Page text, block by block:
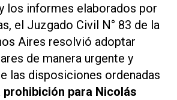
los informes elaborados por
el Juzgado Civil N° 83 de la
Aires resolvió adoptar
de manera urgente y
las disposiciones ordenadas
prohibición para Nicolás